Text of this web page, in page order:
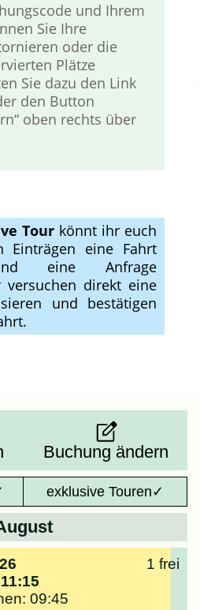
und Ihrem
Sie Ihre
oder die
Plätze
Sie dazu den Link
den Button
oben rechts über
Tour könnt ihr euch
Einträgen eine Fahrt
eine Anfrage
versuchen direkt eine
und bestätigen